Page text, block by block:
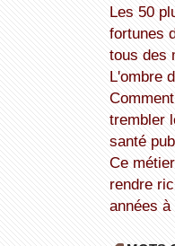
Les 50 plus grosses
fortunes
tous des
L'ombre de la Brucellose :
trembler
santé
Ce métier peut vous
rendre
années à